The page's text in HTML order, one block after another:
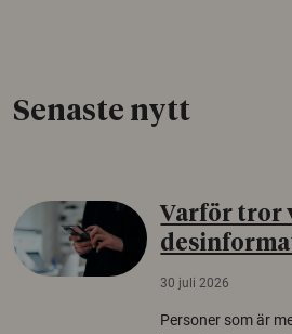
Senaste nytt
Varför tror
30 juli 2026
Personer som är